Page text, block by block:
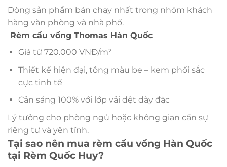
Dòng sản phẩm bán chạy nhất trong nhóm khách
hàng văn phòng và nhà phố.
Rèm cầu vồng Thomas Hàn Quốc
Giá từ 720.000 VNĐ/m²
Thiết kế hiện đại, tông màu be – kem phối sắc
cực tinh tế
Cản sáng 100% với lớp vải dệt dày đặc
Lý tưởng cho phòng ngủ hoặc không gian cần sự
riêng tư và yên tĩnh.
Tại sao nên mua rèm cầu vồng Hàn Quốc
tại Rèm Quốc Huy?